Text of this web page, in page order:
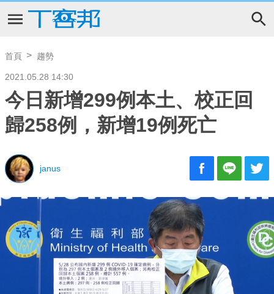
首頁 趨勢
2021.05.28 14:30
今日新增299例本土、校正回
歸258例，新增19例死亡
janus